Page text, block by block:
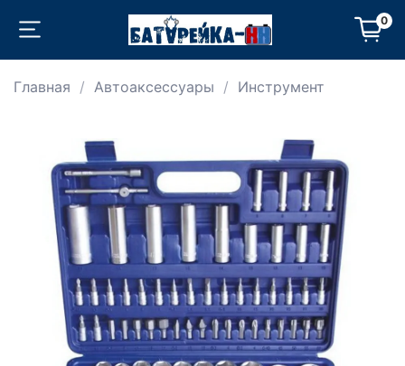
0
Главная Автоаксессуары Инструмент